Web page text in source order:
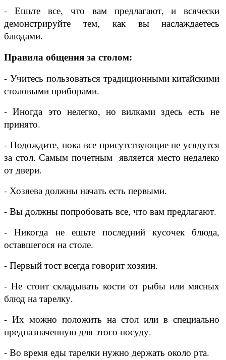
- Ешьте все, что вам предлагают, и всячески
демонстрируйте тем, как вы наслаждаетесь
блюдами.
Правила общения за столом:
- Учитесь пользоваться традиционными китайскими
столовыми приборами.
- Иногда это нелегко, но вилками здесь есть не
принято.
- Подождите, пока все присутствующие не усядутся
за стол. Самым почетным является место недалеко
от двери.
- Хозяева должны начать есть первыми.
- Вы должны попробовать все, что вам предлагают.
- Никогда не ешьте последний кусочек блюда,
оставшегося на столе.
- Первый тост всегда говорит хозяин.
- Не стоит складывать кости от рыбы или мясных
блюд на тарелку.
- Их можно положить на стол или в специально
предназначенную для этого посуду.
- Во время еды тарелки нужно держать около рта.